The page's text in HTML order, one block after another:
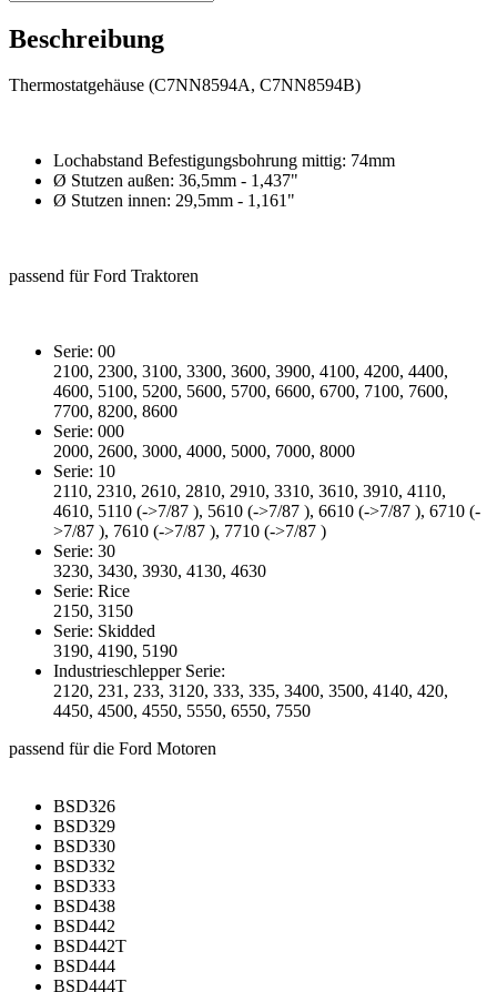
Beschreibung
Thermostatgehäuse (C7NN8594A, C7NN8594B)
Lochabstand Befestigungsbohrung mittig: 74mm
Ø Stutzen außen: 36,5mm - 1,437"
Ø Stutzen innen: 29,5mm - 1,161"
passend für Ford Traktoren
Serie: 00
2100, 2300, 3100, 3300, 3600, 3900, 4100, 4200, 4400,
4600, 5100, 5200, 5600, 5700, 6600, 6700, 7100, 7600,
7700, 8200, 8600
Serie: 000
2000, 2600, 3000, 4000, 5000, 7000, 8000
Serie: 10
2110, 2310, 2610, 2810, 2910, 3310, 3610, 3910, 4110,
4610, 5110 (->7/87 ), 5610 (->7/87 ), 6610 (->7/87 ), 6710 (-
>7/87 ), 7610 (->7/87 ), 7710 (->7/87 )
Serie: 30
3230, 3430, 3930, 4130, 4630
Serie: Rice
2150, 3150
Serie: Skidded
3190, 4190, 5190
Industrieschlepper Serie:
2120, 231, 233, 3120, 333, 335, 3400, 3500, 4140, 420,
4450, 4500, 4550, 5550, 6550, 7550
passend für die Ford Motoren
BSD326
BSD329
BSD330
BSD332
BSD333
BSD438
BSD442
BSD442T
BSD444
BSD444T